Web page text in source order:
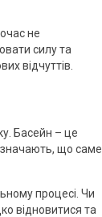
не
силу та
відчуттів.
Басейн – це
що саме
процесі. Чи
відновитися та